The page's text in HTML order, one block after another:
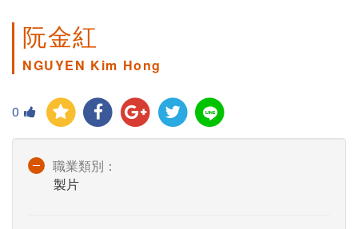
阮金紅
NGUYEN Kim Hong
0
職業類別：
製片